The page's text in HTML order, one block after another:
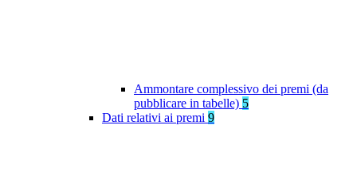
Ammontare complessivo dei premi (da
pubblicare in tabelle) 5
Dati relativi ai premi 9